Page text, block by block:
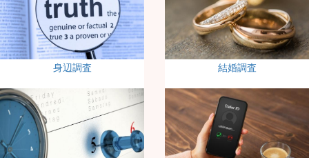
身辺調査 結婚調査